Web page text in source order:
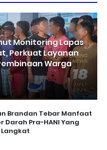
Monitoring Lapas
Perkuat Layanan
Warga
Brandan Tebar Manfaat
Darah Pra-HANI Yang
Langkat